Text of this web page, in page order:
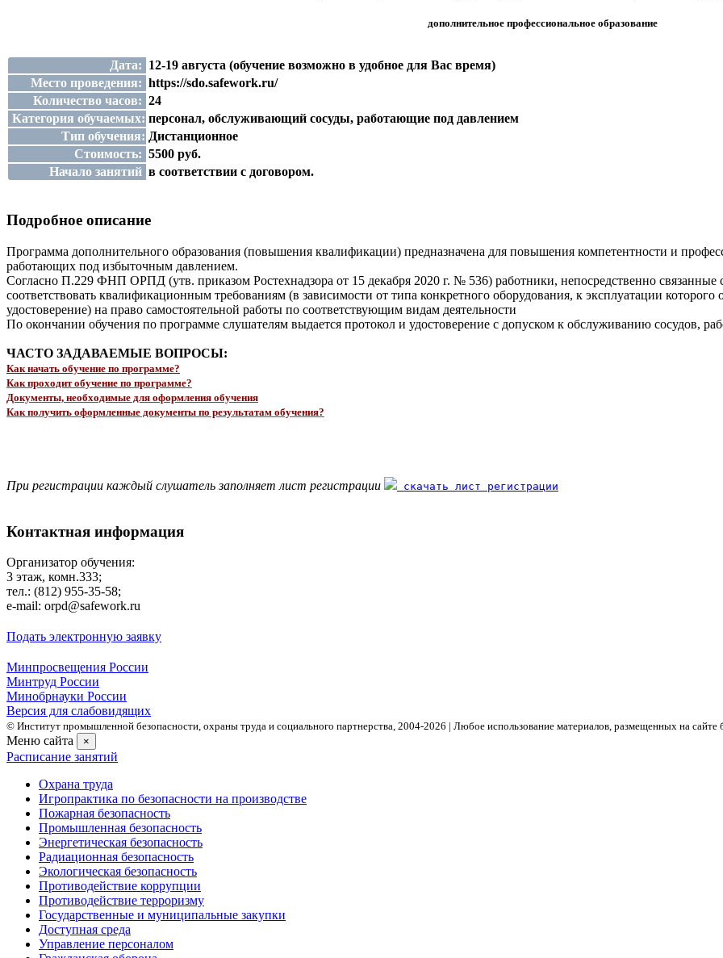
дополнительное профессиональное образование
Дата: 12-19 августа (обучение возможно в удобное для Вас время)
Место проведения: https://sdo.safework.ru/
Количество часов: 24
Категория обучаемых: персонал, обслуживающий сосуды, работающие под давлением
Тип обучения: Дистанционное
Стоимость: 5500 руб.
Начало занятий в соответствии с договором.
Подробное описание
Программа дополнительного образования (повышения квалификации) предназначена для повышения компетентности и
работающих под избыточным давлением.
Согласно П.229 ФНП ОРПД (утв. приказом Ростехнадзора от 15 декабря 2020 г. № 536) работники, непосредственно
соответствовать квалификационным требованиям (в зависимости от типа конкретного оборудования, к эксплуатации
удостоверение) на право самостоятельной работы по соответствующим видам деятельности
По окончании обучения по программе слушателям выдается протокол и удостоверение с допуском к обслуживанию сосудов,
ЧАСТО ЗАДАВАЕМЫЕ ВОПРОСЫ:
Как начать обучение по программе?
Как проходит обучение по программе?
Документы, необходимые для оформления обучения
Как получить оформленные документы по результатам обучения?
При регистрации каждый слушатель заполняет лист регистрации скачать лист регистрации
Контактная информация
Организатор обучения:
3 этаж, комн.333;
тел.: (812) 955-35-58;
e-mail: orpd@safework.ru
Подать электронную заявку
Минпросвещения России
Минтруд России
Минобрнауки России
Версия для слабовидящих
© Институт промышленной безопасности, охраны труда и социального партнерства, 2004- 2026 | Любое использование материалов, размещенных на сайте
Меню сайта ×
Расписание занятий
Охрана труда
Игропрактика по безопасности на производстве
Пожарная безопасность
Промышленная безопасность
Энергетическая безопасность
Радиационная безопасность
Экологическая безопасность
Противодействие коррупции
Противодействие терроризму
Государственные и муниципальные закупки
Доступная среда
Управление персоналом